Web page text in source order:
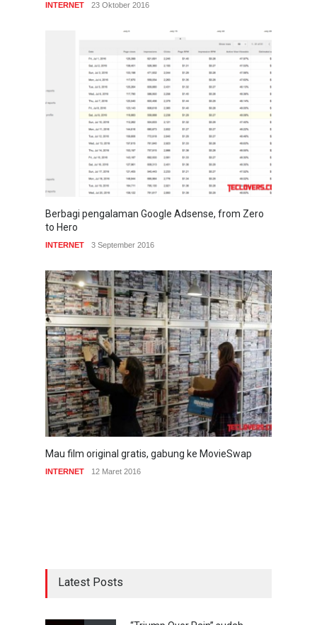
INTERNET 23 Oktober 2016
Berbagi pengalaman Google Adsense, from Zero
to Hero
INTERNET 3 September 2016
Mau film original gratis, gabung ke MovieSwap
INTERNET 12 Maret 2016
Latest Posts